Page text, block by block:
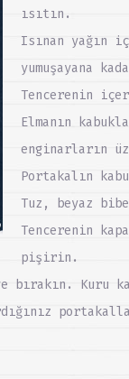
ısıtın.
Isınan yağın
yumuşayana
Tencerenin
Elmanın
enginarların
Portakalın
Tuz, beyaz
Tencerenin
pişirin.
Kuru